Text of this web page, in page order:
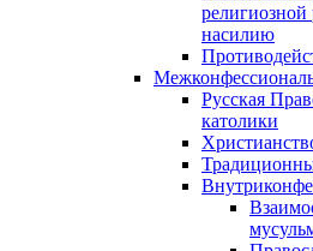
насилию
Русская
католики